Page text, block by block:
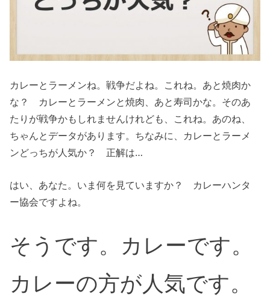
カレーとラーメンね。戦争だよね。これね。あと焼肉か
な？ カレーとラーメンと焼肉、あと寿司かな。そのあ
たりが戦争かもしれませんけれども、これね。あのね、
ちゃんとデータがあります。ちなみに、カレーとラーメ
ンどっちが人気か？ 正解は…
はい、あなた。いま何を見ていますか？ カレーハンタ
ー協会ですよね。
そうです。カレーです。
カレーの方が人気です。